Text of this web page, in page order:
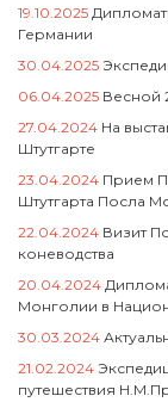
19.10.2025
Германии
30.04.2025
06.04.2025 Весной
27.04.2024 На
Штутгарте
23.04.2024 Прием
Штутгарта Посла
22.04.2024 Визит
коневодства
20.04.2024
Монголии в
30.03.2024
21.02.2024
путешествия